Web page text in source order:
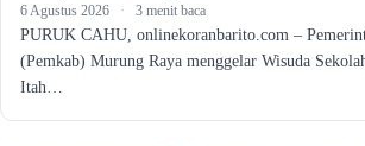
6 Agustus 2026 · 3 menit baca
PURUK CAHU, onlinekoranbarito.com –
(Pemkab) Murung Raya menggelar Wisuda
Itah…